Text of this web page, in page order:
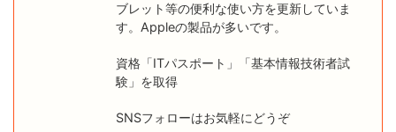
ブレット等の便利な使い方を更新していま
す。Appleの製品が多いです。
資格「ITパスポート」「基本情報技術者試
験」を取得
SNSフォローはお気軽にどうぞ